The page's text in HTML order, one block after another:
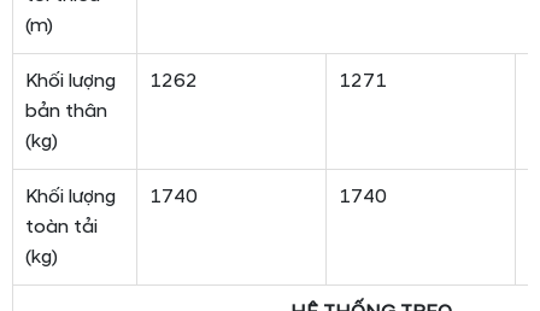
(m)
Khối lượng
bản thân
(kg)
1262 1271
Khối lượng
toàn tải
(kg)
1740 1740